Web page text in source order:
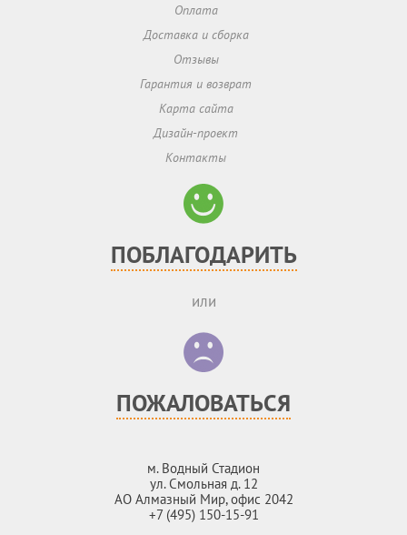
Оплата
Доставка и сборка
Отзывы
Гарантия и возврат
Карта сайта
Дизайн-проект
Контакты
ПОБЛАГОДАРИТЬ
или
ПОЖАЛОВАТЬСЯ
м. Водный Стадион
ул. Смольная д. 12
АО Алмазный Мир, офис 2042
+7 (495) 150-15-91